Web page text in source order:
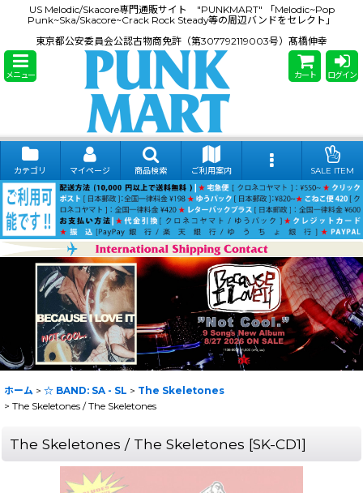
US Melodic/Skacore専門通販サイト "PUNKMART" 「Melodic~Pop
Punk~Ska/Skacore~Crack Rock Steady等の周辺バンドをセレクト」
東京都公安委員会公認古物商免許（第307792119003号）髙橋伸幸
メニュー カート ログイン
カテゴリ マイページ 商品検索 ご利用案内 SALE ITEM
ホーム > ☆ BAND: SA - SL > The Skeletones
> The Skeletones / The Skeletones
The Skeletones / The Skeletones [SK-CD1]